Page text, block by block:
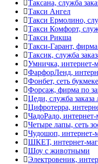
Таксана, служба
Такси Ангел
Такси Ермолино,
Такси Комфорт,
Такси Рикша
Такси-Гарант,
Таксик, служба
Умничка, интернет-
ФарфорЛенд,
Фонбет, сеть
Форсаж, фирма по
Цеди, служба заказа
Цифротерра,
ЧадоРадо, интернет-
Четыре лапы, сеть
Чудошоп, интернет-
ШКЕТ, интернет-
Шоу с животными
Электровеник,